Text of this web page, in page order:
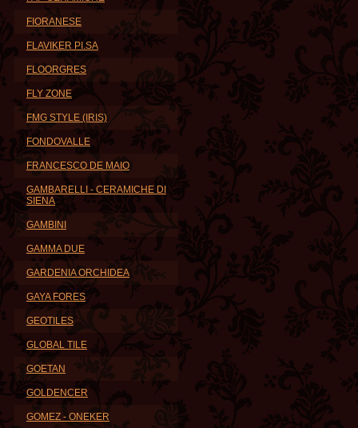
FIORANESE
FLAVIKER PI.SA
FLOORGRES
FLY ZONE
FMG STYLE (IRIS)
FONDOVALLE
FRANCESCO DE MAIO
GAMBARELLI - CERAMICHE DI
SIENA
GAMBINI
GAMMA DUE
GARDENIA ORCHIDEA
GAYA FORES
GEOTILES
GLOBAL TILE
GOETAN
GOLDENCER
GOMEZ - ONEKER